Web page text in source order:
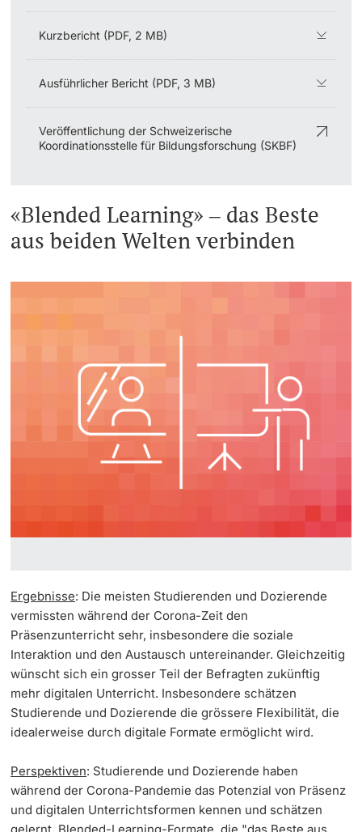
Kurzbericht (PDF, 2 MB)
Ausführlicher Bericht (PDF, 3 MB)
Veröffentlichung der Schweizerische
Koordinationsstelle für Bildungsforschung (SKBF)
«Blended Learning» ‒ das Beste
aus beiden Welten verbinden
Ergebnisse: Die meisten Studierenden und Dozierende
vermissten während der Corona-Zeit den
Präsenzunterricht sehr, insbesondere die soziale
Interaktion und den Austausch untereinander. Gleichzeitig
wünscht sich ein grosser Teil der Befragten zukünftig
mehr digitalen Unterricht. Insbesondere schätzen
Studierende und Dozierende die grössere Flexibilität, die
idealerweise durch digitale Formate ermöglicht wird.
Perspektiven: Studierende und Dozierende haben
während der Corona-Pandemie das Potenzial von Präsenz
und digitalen Unterrichtsformen kennen und schätzen